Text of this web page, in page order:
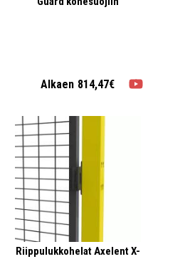
Alkaen 814,47€
Riippulukkohelat Axelent X-